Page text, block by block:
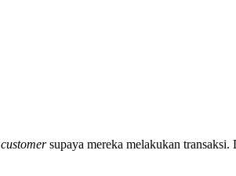
customersupaya mereka melakukan transaksi.